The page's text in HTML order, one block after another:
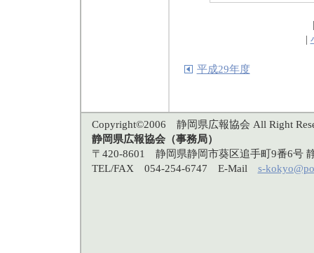
平成29年度
Copyright©2006 静岡県広報協会 All Right
静岡県広報協会（事務局）
〒420-8601 静岡県静岡市葵区追手町9番6号
TEL/FAX 054-254-6747 E-Mail s-